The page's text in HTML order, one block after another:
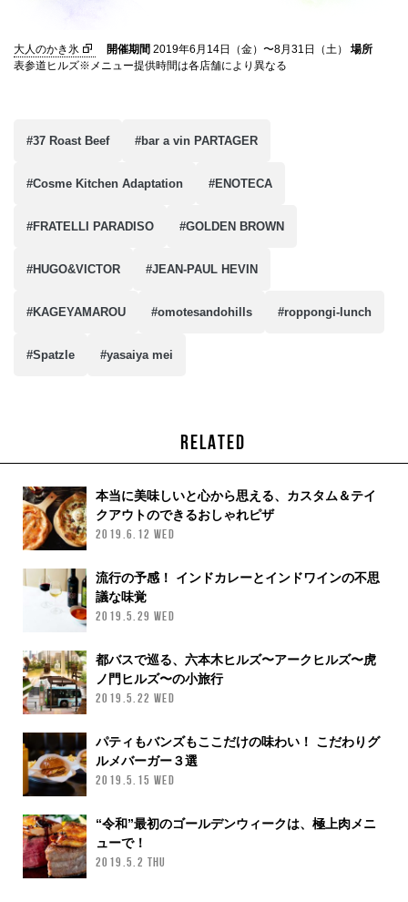
大人のかき氷 開催期間 2019年6月14日（金）〜8月31日（土） 場所
表参道ヒルズ※メニュー提供時間は各店舗により異なる
#37 Roast Beef #bar a vin PARTAGER
#Cosme Kitchen Adaptation #ENOTECA
#FRATELLI PARADISO #GOLDEN BROWN
#HUGO&VICTOR #JEAN-PAUL HEVIN
#KAGEYAMAROU #omotesandohills #roppongi-lunch
#Spatzle #yasaiya mei
RELATED
本当に美味しいと心から思える、カスタム＆テイ
クアウトのできるおしゃれピザ
2019.6.12 WED
流行の予感！ インドカレーとインドワインの不思
議な味覚
2019.5.29 WED
都バスで巡る、六本木ヒルズ〜アークヒルズ〜虎
ノ門ヒルズ〜の小旅行
2019.5.22 WED
パティもバンズもここだけの味わい！ こだわりグ
ルメバーガー３選
2019.5.15 WED
“令和”最初のゴールデンウィークは、極上肉メニ
ューで！
2019.5.2 THU